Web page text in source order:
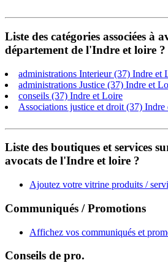
Liste des catégories associées à
département de l'Indre et loire ?
administrations Interieur (37) Indre et
administrations Justice (37) Indre et
conseils (37) Indre et Loire
Associations justice et droit (37) Indre
Liste des boutiques et services
avocats de l'Indre et loire ?
Ajoutez votre vitrine produits /
Communiqués / Promotions
Affichez vos communiqués et
Conseils de pro.